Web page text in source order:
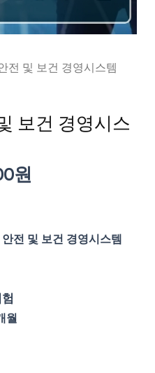
전 및 보건 경영시스템
보건 경영시스
원
전 및 보건 경영시스템
월